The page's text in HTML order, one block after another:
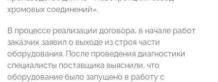
хромовых соединений».
В процессе реализации договора, в начале работ
заказчик заявил о выходе из строя части
оборудования. После проведения диагностики
специалисты поставщика выяснили, что
оборудование было запущено в работу с